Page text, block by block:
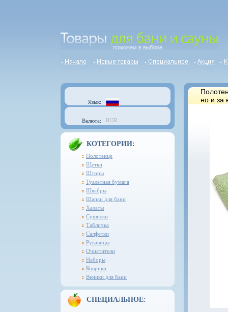
Язык:
Валюта: RUR
КОТЕГОРИИ:
Полотенце
Щетки
Шторы
Туалетная бумага
Швабры
Шапки для бани
Халаты
Сушилки
Табличка
Салфетки
Рукавицы
Очистители
Наборы
Коврики
Веники для бани
СПЕЦИАЛЬНОЕ:
но и за